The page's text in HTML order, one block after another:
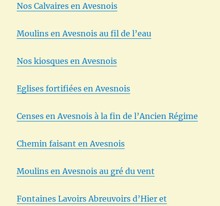
Nos Calvaires en Avesnois
Moulins en Avesnois au fil de l’eau
Nos kiosques en Avesnois
Eglises fortifiées en Avesnois
Censes en Avesnois à la fin de l’Ancien Régime
Chemin faisant en Avesnois
Moulins en Avesnois au gré du vent
Fontaines Lavoirs Abreuvoirs d’Hier et